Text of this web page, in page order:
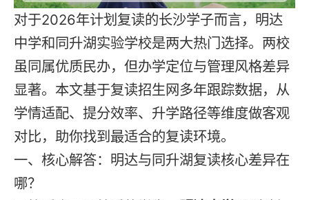
对于2026年计划复读的长沙学子而言，明达
中学和同升湖实验学校是两大热门选择。两校
虽同属优质民办，但办学定位与管理风格差异
显著。本文基于复读招生网多年跟踪数据，从
学情适配、提分效率、升学路径等维度做客观
对比，助你找到最适合的复读环境。
一、核心解答：明达与同升湖复读核心差异在
哪？